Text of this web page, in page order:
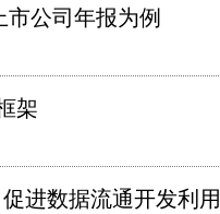
公司年报为例
架
进数据流通开发利用